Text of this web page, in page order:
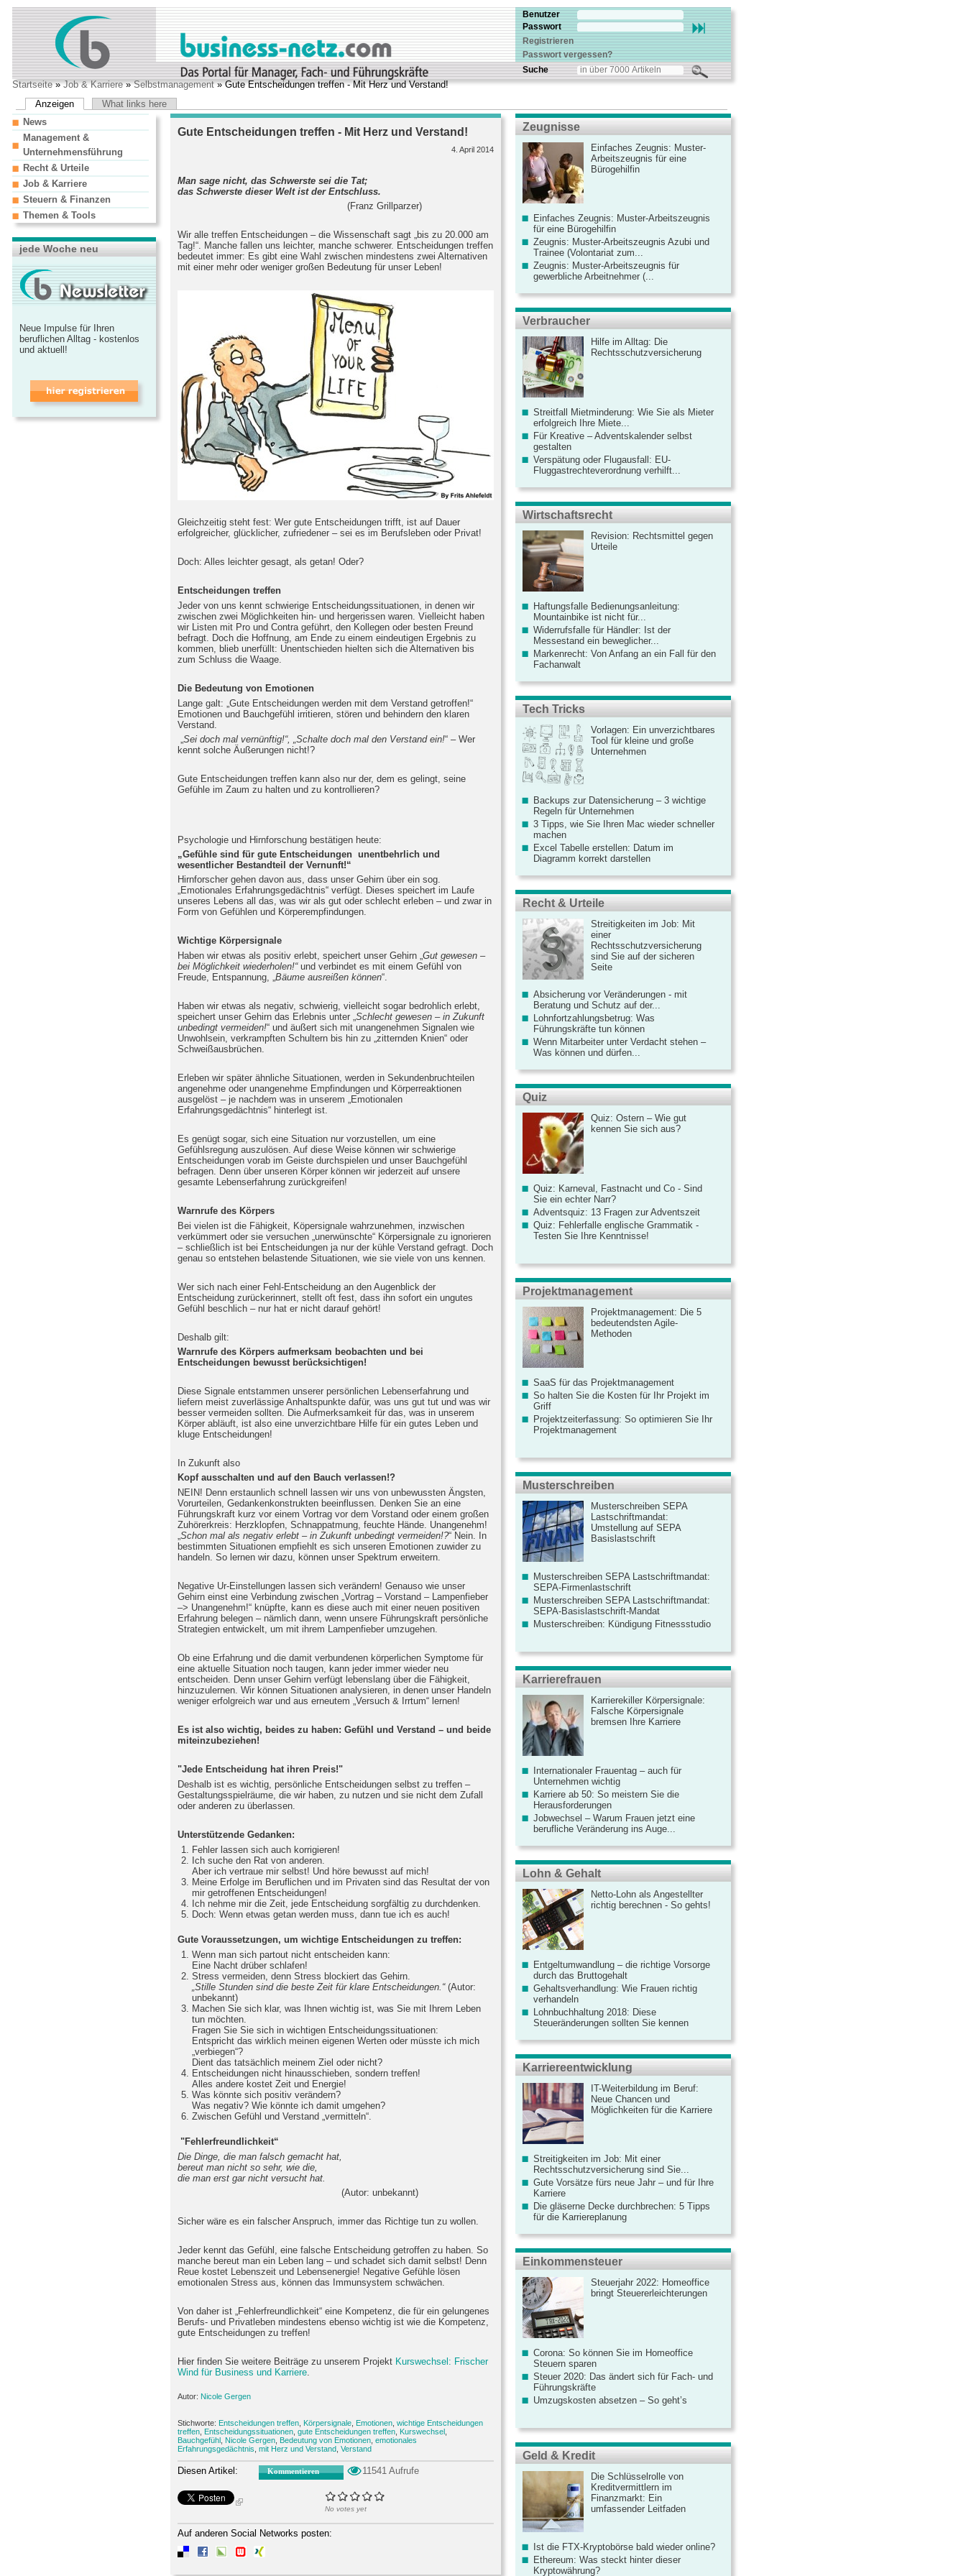
Benutzer
Passwort
Registrieren
Passwort vergessen?
Suche
Startseite»Job & Karriere»Selbstmanagement» Gute Entscheidungen treffen - Mit Herz und Verstand!
Anzeigen
What links here
Gute Entscheidungen treffen - Mit Herz und Verstand!
4. April 2014
Man sage nicht, das Schwerste sei die Tat;
das Schwerste dieser Welt ist der Entschluss.
(Franz Grillparzer)
Wir alle treffen Entscheidungen – die Wissenschaft sagt „bis zu 20.000 am
Tag!“. Manche fallen uns leichter, manche schwerer. Entscheidungen treffen
bedeutet immer: Es gibt eine Wahl zwischen mindestens zwei Alternativen
mit einer mehr oder weniger großen Bedeutung für unser Leben!
Gleichzeitig steht fest: Wer gute Entscheidungen trifft, ist auf Dauer
erfolgreicher, glücklicher, zufriedener – sei es im Berufsleben oder Privat!
Doch: Alles leichter gesagt, als getan! Oder?
Entscheidungen treffen
Jeder von uns kennt schwierige Entscheidungssituationen, in denen wir
zwischen zwei Möglichkeiten hin- und hergerissen waren. Vielleicht haben
wir Listen mit Pro und Contra geführt, den Kollegen oder besten Freund
befragt. Doch die Hoffnung, am Ende zu einem eindeutigen Ergebnis zu
kommen, blieb unerfüllt: Unentschieden hielten sich die Alternativen bis
zum Schluss die Waage.
Die Bedeutung von Emotionen
Lange galt: „Gute Entscheidungen werden mit dem Verstand getroffen!“
Emotionen und Bauchgefühl irritieren, stören und behindern den klaren
Verstand.
Sei doch mal vernünftig!“, „Schalte doch mal den Verstand ein!“ – Wer
kennt solche Äußerungen nicht!?
Gute Entscheidungen treffen kann also nur der, dem es gelingt, seine
Gefühle im Zaum zu halten und zu kontrollieren?
Psychologie und Hirnforschung bestätigen heute:
„Gefühle sind für gute Entscheidungen unentbehrlich und
wesentlicher Bestandteil der Vernunft!“
Hirnforscher gehen davon aus, dass unser Gehirn über ein sog.
„Emotionales Erfahrungsgedächtnis“ verfügt. Dieses speichert im Laufe
unseres Lebens all das, was wir als gut oder schlecht erleben – und zwar in
Form von Gefühlen und Körperempfindungen.
Wichtige Körpersignale
Haben wir etwas als positiv erlebt, speichert unser Gehirn „ Gut gewesen –
bei Möglichkeit wiederholen!“und verbindet es mit einem Gefühl von
Freude, Entspannung, „ Bäume ausreißen können“.
Haben wir etwas als negativ, schwierig, vielleicht sogar bedrohlich erlebt,
speichert unser Gehirn das Erlebnis unter „ Schlecht gewesen – in Zukunft
unbedingt vermeiden!“ und äußert sich mit unangenehmen Signalen wie
Unwohlsein, verkrampften Schultern bis hin zu „zitternden Knien“ oder
Schweißausbrüchen.
Erleben wir später ähnliche Situationen, werden in Sekundenbruchteilen
angenehme oder unangenehme Empfindungen und Körperreaktionen
ausgelöst – je nachdem was in unserem „Emotionalen
Erfahrungsgedächtnis“ hinterlegt ist.
Es genügt sogar, sich eine Situation nur vorzustellen, um eine
Gefühlsregung auszulösen. Auf diese Weise können wir schwierige
Entscheidungen vorab im Geiste durchspielen und unser Bauchgefühl
befragen. Denn über unseren Körper können wir jederzeit auf unsere
gesamte Lebenserfahrung zurückgreifen!
Warnrufe des Körpers
Bei vielen ist die Fähigkeit, Köpersignale wahrzunehmen, inzwischen
verkümmert oder sie versuchen „unerwünschte“ Körpersignale zu ignorieren
– schließlich ist bei Entscheidungen ja nur der kühle Verstand gefragt. Doch
genau so entstehen belastende Situationen, wie sie viele von uns kennen.
Wer sich nach einer Fehl-Entscheidung an den Augenblick der
Entscheidung zurückerinnert, stellt oft fest, dass ihn sofort ein ungutes
Gefühl beschlich – nur hat er nicht darauf gehört!
Deshalb gilt:
Warnrufe des Körpers aufmerksam beobachten und bei
Entscheidungen bewusst berücksichtigen!
Diese Signale entstammen unserer persönlichen Lebenserfahrung und
liefern meist zuverlässige Anhaltspunkte dafür, was uns gut tut und was wir
besser vermeiden sollten. Die Aufmerksamkeit für das, was in unserem
Körper abläuft, ist also eine unverzichtbare Hilfe für ein gutes Leben und
kluge Entscheidungen!
In Zukunft also
Kopf ausschalten und auf den Bauch verlassen!?
NEIN! Denn erstaunlich schnell lassen wir uns von unbewussten Ängsten,
Vorurteilen, Gedankenkonstrukten beeinflussen. Denken Sie an eine
Führungskraft kurz vor einem Vortrag vor dem Vorstand oder einem großen
Zuhörerkreis: Herzklopfen, Schnappatmung, feuchte Hände. Unangenehm!
Schon mal als negativ erlebt – in Zukunft unbedingt vermeiden!?“ Nein. In
bestimmten Situationen empfiehlt es sich unseren Emotionen zuwider zu
handeln. So lernen wir dazu, können unser Spektrum erweitern.
Negative Ur-Einstellungen lassen sich verändern! Genauso wie unser
Gehirn einst eine Verbindung zwischen „Vortrag – Vorstand – Lampenfieber
–> Unangenehm!“ knüpfte, kann es diese auch mit einer neuen positiven
Erfahrung belegen – nämlich dann, wenn unsere Führungskraft persönliche
Strategien entwickelt, um mit ihrem Lampenfieber umzugehen.
Ob eine Erfahrung und die damit verbundenen körperlichen Symptome für
eine aktuelle Situation noch taugen, kann jeder immer wieder neu
entscheiden. Denn unser Gehirn verfügt lebenslang über die Fähigkeit,
hinzuzulernen. Wir können Situationen analysieren, in denen unser Handeln
weniger erfolgreich war und aus erneutem „Versuch & Irrtum“ lernen!
Es ist also wichtig, beides zu haben: Gefühl und Verstand – und beide
miteinzubeziehen!
"Jede Entscheidung hat ihren Preis!"
Deshalb ist es wichtig, persönliche Entscheidungen selbst zu treffen –
Gestaltungsspielräume, die wir haben, zu nutzen und sie nicht dem Zufall
oder anderen zu überlassen.
Unterstützende Gedanken:
Fehler lassen sich auch korrigieren!
Ich suche den Rat von anderen.
Aber ich vertraue mir selbst! Und höre bewusst auf mich!
Meine Erfolge im Beruflichen und im Privaten sind das Resultat der von
mir getroffenen Entscheidungen!
Ich nehme mir die Zeit, jede Entscheidung sorgfältig zu durchdenken.
Doch: Wenn etwas getan werden muss, dann tue ich es auch!
Gute Voraussetzungen, um wichtige Entscheidungen zu treffen:
Wenn man sich partout nicht entscheiden kann:
Eine Nacht drüber schlafen!
Stress vermeiden, denn Stress blockiert das Gehirn.
„Stille Stunden sind die beste Zeit für klare Entscheidungen.“(Autor:
unbekannt)
Machen Sie sich klar, was Ihnen wichtig ist, was Sie mit Ihrem Leben
tun möchten.
Fragen Sie Sie sich in wichtigen Entscheidungssituationen:
Entspricht das wirklich meinen eigenen Werten oder müsste ich mich
„verbiegen“?
Dient das tatsächlich meinem Ziel oder nicht?
Entscheidungen nicht hinausschieben, sondern treffen!
Alles andere kostet Zeit und Energie!
Was könnte sich positiv verändern?
Was negativ? Wie könnte ich damit umgehen?
Zwischen Gefühl und Verstand „vermitteln“.
"Fehlerfreundlichkeit“
Die Dinge, die man falsch gemacht hat,
bereut man nicht so sehr, wie die,
die man erst gar nicht versucht hat.
(Autor: unbekannt)
Sicher wäre es ein falscher Anspruch, immer das Richtige tun zu wollen.
Jeder kennt das Gefühl, eine falsche Entscheidung getroffen zu haben. So
manche bereut man ein Leben lang – und schadet sich damit selbst! Denn
Reue kostet Lebenszeit und Lebensenergie! Negative Gefühle lösen
emotionalen Stress aus, können das Immunsystem schwächen.
Von daher ist „Fehlerfreundlichkeit“ eine Kompetenz, die für ein gelungenes
Berufs- und Privatleben mindestens ebenso wichtig ist wie die Kompetenz,
gute Entscheidungen zu treffen!
Hier finden Sie weitere Beiträge zu unserem Projekt Kurswechsel: Frischer
Wind für Business und Karriere
Autor: Nicole Gergen
Stichworte: Entscheidungen treffen Körpersignale Emotionen wichtige Entscheidungen
treffen Entscheidungssituationen gute Entscheidungen treffen Kurswechsel
Bauchgefühl Nicole Gergen Bedeutung von Emotionen emotionales
Erfahrungsgedächtnis mit Herz und Verstand Verstand
Diesen Artikel: Kommentieren 11541 Aufrufe
No votes yet
Auf anderen Social Networks posten:
News
Management &
Unternehmensführung
Recht & Urteile
Job & Karriere
Steuern & Finanzen
Themen & Tools
jede Woche neu
Neue Impulse für Ihren
beruflichen Alltag - kostenlos
und aktuell!
Zeugnisse
Einfaches Zeugnis: Muster-
Arbeitszeugnis für eine
Bürogehilfin
Einfaches Zeugnis: Muster-Arbeitszeugnis
für eine Bürogehilfin
Zeugnis: Muster-Arbeitszeugnis Azubi und
Trainee (Volontariat zum...
Zeugnis: Muster-Arbeitszeugnis für
gewerbliche Arbeitnehmer (...
Verbraucher
Hilfe im Alltag: Die
Rechtsschutzversicherung
Streitfall Mietminderung: Wie Sie als Mieter
erfolgreich Ihre Miete...
Für Kreative – Adventskalender selbst
gestalten
Verspätung oder Flugausfall: EU-
Fluggastrechteverordnung verhilft...
Wirtschaftsrecht
Revision: Rechtsmittel gegen
Urteile
Haftungsfalle Bedienungsanleitung:
Mountainbike ist nicht für...
Widerrufsfalle für Händler: Ist der
Messestand ein beweglicher...
Markenrecht: Von Anfang an ein Fall für den
Fachanwalt
Tech Tricks
Vorlagen: Ein unverzichtbares
Tool für kleine und große
Unternehmen
Backups zur Datensicherung – 3 wichtige
Regeln für Unternehmen
3 Tipps, wie Sie Ihren Mac wieder schneller
machen
Excel Tabelle erstellen: Datum im
Diagramm korrekt darstellen
Recht & Urteile
Streitigkeiten im Job: Mit
einer
Rechtsschutzversicherung
sind Sie auf der sicheren
Seite
Absicherung vor Veränderungen - mit
Beratung und Schutz auf der...
Lohnfortzahlungsbetrug: Was
Führungskräfte tun können
Wenn Mitarbeiter unter Verdacht stehen –
Was können und dürfen...
Quiz
Quiz: Ostern – Wie gut
kennen Sie sich aus?
Quiz: Karneval, Fastnacht und Co - Sind
Sie ein echter Narr?
Adventsquiz: 13 Fragen zur Adventszeit
Quiz: Fehlerfalle englische Grammatik -
Testen Sie Ihre Kenntnisse!
Projektmanagement
Projektmanagement: Die 5
bedeutendsten Agile-
Methoden
SaaS für das Projektmanagement
So halten Sie die Kosten für Ihr Projekt im
Griff
Projektzeiterfassung: So optimieren Sie Ihr
Projektmanagement
Musterschreiben
Musterschreiben SEPA
Lastschriftmandat:
Umstellung auf SEPA
Basislastschrift
Musterschreiben SEPA Lastschriftmandat:
SEPA-Firmenlastschrift
Musterschreiben SEPA Lastschriftmandat:
SEPA-Basislastschrift-Mandat
Musterschreiben: Kündigung Fitnessstudio
Karrierefrauen
Karrierekiller Körpersignale:
Falsche Körpersignale
bremsen Ihre Karriere
Internationaler Frauentag – auch für
Unternehmen wichtig
Karriere ab 50: So meistern Sie die
Herausforderungen
Jobwechsel – Warum Frauen jetzt eine
berufliche Veränderung ins Auge...
Lohn & Gehalt
Netto-Lohn als Angestellter
richtig berechnen - So gehts!
Entgeltumwandlung – die richtige Vorsorge
durch das Bruttogehalt
Gehaltsverhandlung: Wie Frauen richtig
verhandeln
Lohnbuchhaltung 2018: Diese
Steueränderungen sollten Sie kennen
Karriereentwicklung
IT-Weiterbildung im Beruf:
Neue Chancen und
Möglichkeiten für die Karriere
Streitigkeiten im Job: Mit einer
Rechtsschutzversicherung sind Sie...
Gute Vorsätze fürs neue Jahr – und für Ihre
Karriere
Die gläserne Decke durchbrechen: 5 Tipps
für die Karriereplanung
Einkommensteuer
Steuerjahr 2022: Homeoffice
bringt Steuererleichterungen
Corona: So können Sie im Homeoffice
Steuern sparen
Steuer 2020: Das ändert sich für Fach- und
Führungskräfte
Umzugskosten absetzen – So geht’s
Geld & Kredit
Die Schlüsselrolle von
Kreditvermittlern im
Finanzmarkt: Ein
umfassender Leitfaden
Ist die FTX-Kryptobörse bald wieder online?
Ethereum: Was steckt hinter dieser
Kryptowährung?